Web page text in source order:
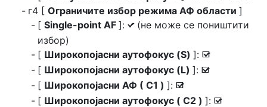
г4 [ Ограничите избор режима АФ области ]
[ Single-point AF ]: L (не може се поништити
избор)
[ Широкопојасни аутофокус (S) ]: M
[ Широкопојасни аутофокус (L) ]: M
[ Широкопојасни АФ ( C1 ) ]: M
[ Широкопојасни аутофокус ( C2 ) ]: M